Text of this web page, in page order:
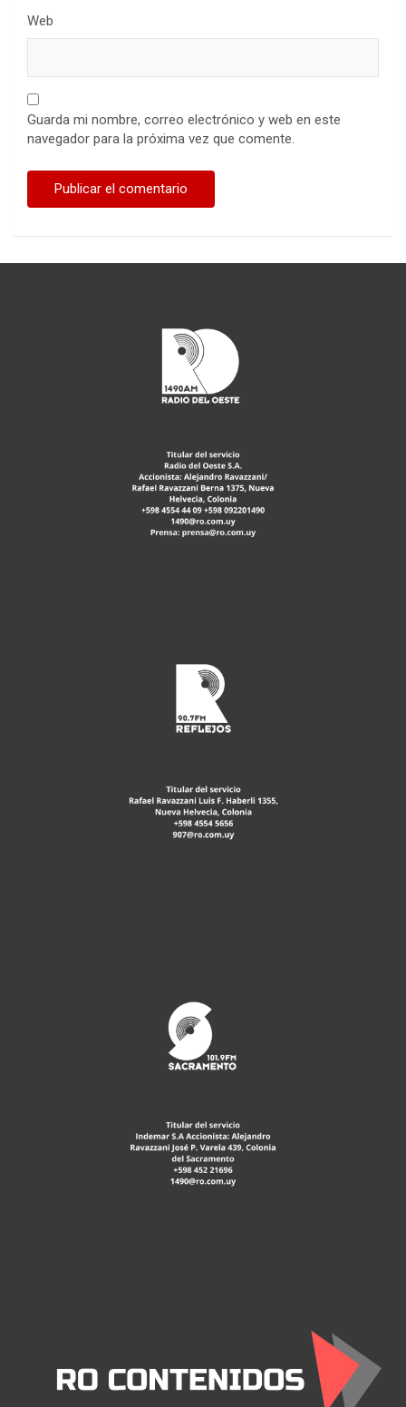
Web
Guarda mi nombre, correo electrónico y web en este
navegador para la próxima vez que comente.